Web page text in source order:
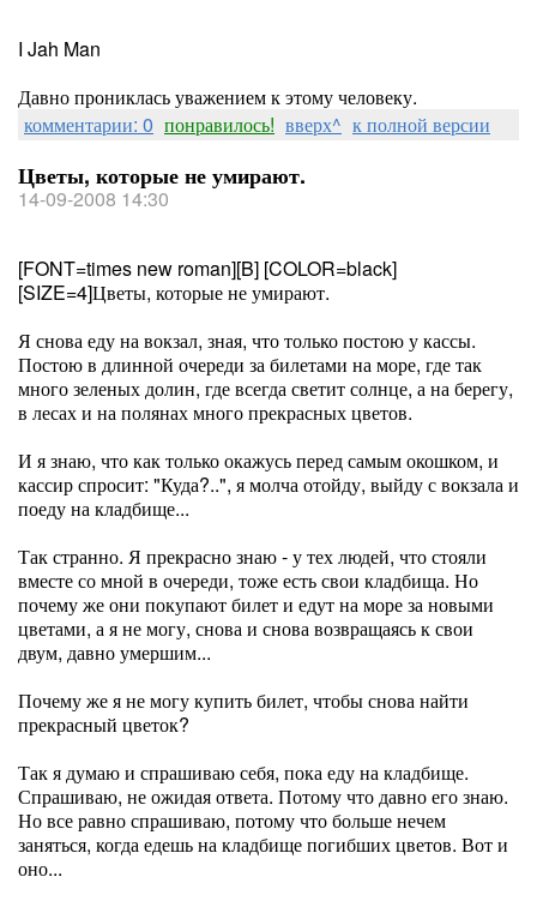
I Jah Man
Давно прониклась уважением к этому человеку.
комментарии: 0 понравилось! вверх^ к полной версии
Цветы, которые не умирают.
14-09-2008 14:30
[FONT=times new roman][B] [COLOR=black]
[SIZE=4]Цветы, которые не умирают.
Я снова еду на вокзал, зная, что только постою у кассы.
Постою в длинной очереди за билетами на море, где так
много зеленых долин, где всегда светит солнце, а на берегу,
в лесах и на полянах много прекрасных цветов.
И я знаю, что как только окажусь перед самым окошком, и
кассир спросит: "Куда?..", я молча отойду, выйду с вокзала и
поеду на кладбище...
Так странно. Я прекрасно знаю - у тех людей, что стояли
вместе со мной в очереди, тоже есть свои кладбища. Но
почему же они покупают билет и едут на море за новыми
цветами, а я не могу, снова и снова возвращаясь к свои
двум, давно умершим...
Почему же я не могу купить билет, чтобы снова найти
прекрасный цветок?
Так я думаю и спрашиваю себя, пока еду на кладбище.
Спрашиваю, не ожидая ответа. Потому что давно его знаю.
Но все равно спрашиваю, потому что больше нечем
заняться, когда едешь на кладбище погибших цветов. Вот и
оно...